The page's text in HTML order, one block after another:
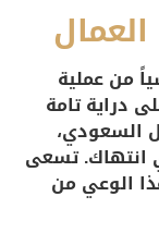
من عملية
دراية تامة
السعودي،
انتهاك. تسعى
الوعي من